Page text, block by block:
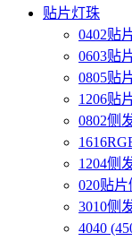
贴片灯珠
0402贴
0603贴
0805贴
1206贴
0802侧
1204侧
020贴
3010侧
4040